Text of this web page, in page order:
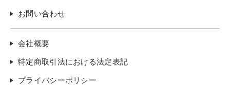
お問い合わせ
会社概要
特定商取引法における法定表記
プライバシーポリシー